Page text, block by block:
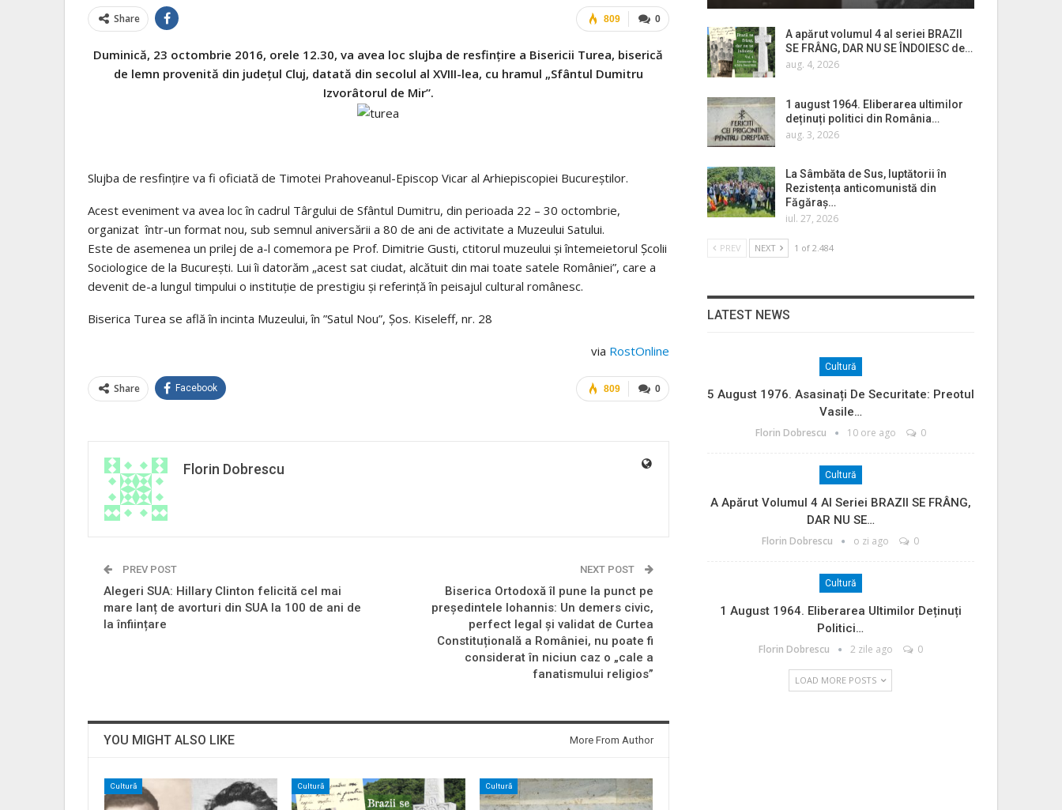
0
809
Share
Duminică, 23 octombrie 2016, orele 12.30, va avea loc slujba de resfinţire a Bisericii Turea, biserică
de lemn provenită din județul Cluj, datată din secolul al XVIII-lea, cu hramul „Sfântul Dumitru
Izvorâtorul de Mir”.
Slujba de resfinţire va fi oficiată de Timotei Prahoveanul-Episcop Vicar al Arhiepiscopiei Bucureștilor.
Acest eveniment va avea loc în cadrul Târgului de Sfântul Dumitru, din perioada 22 – 30 octombrie,
organizat într-un format nou, sub semnul aniversării a 80 de ani de activitate a Muzeului Satului.
Este de asemenea un prilej de a-l comemora pe Prof. Dimitrie Gusti, ctitorul muzeului și întemeietorul Școlii
Sociologice de la București. Lui îi datorăm „acest sat ciudat, alcătuit din mai toate satele României”, care a
devenit de-a lungul timpului o instituție de prestigiu și referință în peisajul cultural românesc.
Biserica Turea se află în incinta Muzeului, în ”Satul Nou”, Șos. Kiseleff, nr. 28
via RostOnline
0
809
Share Facebook
Florin Dobrescu
PREV POST
Alegeri SUA: Hillary Clinton felicită cel mai
mare lanț de avorturi din SUA la 100 de ani de
la înființare
NEXT POST
Biserica Ortodoxă îl pune la punct pe
președintele Iohannis: Un demers civic,
perfect legal și validat de Curtea
Constituțională a României, nu poate fi
considerat în niciun caz o „cale a
fanatismului religios”
YOU MIGHT ALSO LIKE More From Author
Cultură Cultură Cultură
A apărut volumul 4 al seriei BRAZII
SE FRÂNG, DAR NU SE ÎNDOIESC de…
aug. 4, 2026
1 august 1964. Eliberarea ultimilor
deținuți politici din România…
aug. 3, 2026
La Sâmbăta de Sus, luptătorii în
Rezistența anticomunistă din
Făgăraș…
iul. 27, 2026
PREV NEXT 1 of 2.484
LATEST NEWS
Cultură
5 August 1976. Asasinați De Securitate: Preotul
Vasile…
Florin Dobrescu 10 ore ago 0
Cultură
A Apărut Volumul 4 Al Seriei BRAZII SE FRÂNG,
DAR NU SE…
Florin Dobrescu o zi ago 0
Cultură
1 August 1964. Eliberarea Ultimilor Deținuți
Politici…
Florin Dobrescu 2 zile ago 0
LOAD MORE POSTS